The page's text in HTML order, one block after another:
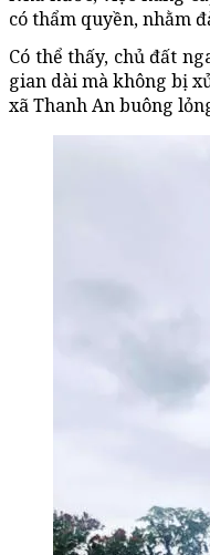
có thẩm quyền, nhằm
Có thể thấy, chủ đất
gian dài mà không bị
xã Thanh An buông